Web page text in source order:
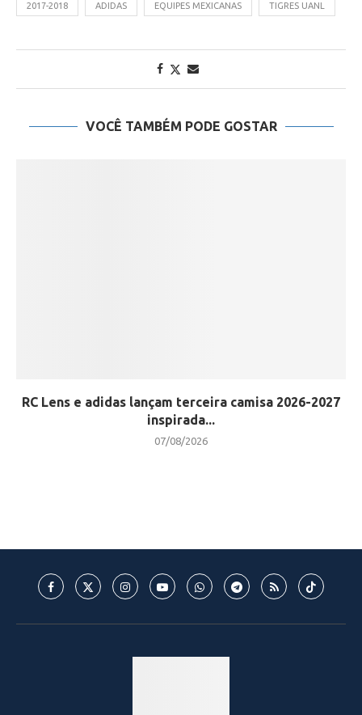
2017-2018 ADIDAS EQUIPES MEXICANAS TIGRES UANL
VOCÊ TAMBÉM PODE GOSTAR
RC Lens e adidas lançam terceira camisa 2026-2027
inspirada...
07/08/2026